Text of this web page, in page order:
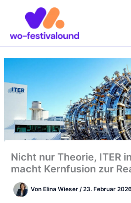
Nicht nur Theorie, ITER
macht Kernfusion zur
Von Elina Wieser/23. Februar 2026